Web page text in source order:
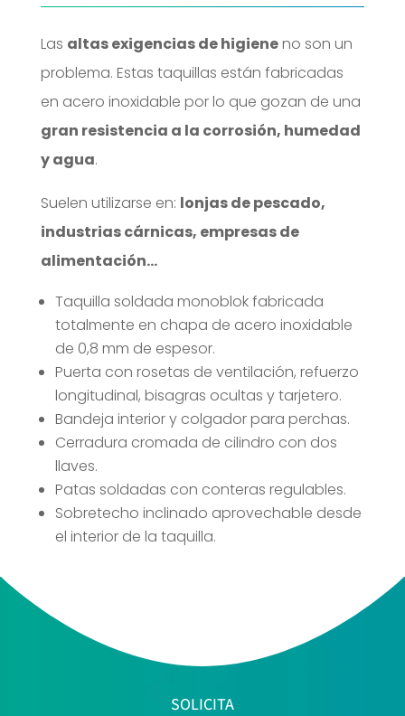
Las altas exigencias de higieneno son un
problema. Estas taquillas están fabricadas
en acero inoxidable por lo que gozan de una
gran resistencia a la corrosión, humedad
y agua.
Suelen utilizarse en: lonjas de pescado,
industrias cárnicas, empresas de
alimentación…
Taquilla soldada monoblok fabricada
totalmente en chapa de acero inoxidable
de 0,8 mm de espesor.
Puerta con rosetas de ventilación, refuerzo
longitudinal, bisagras ocultas y tarjetero.
Bandeja interior y colgador para perchas.
Cerradura cromada de cilindro con dos
llaves.
Patas soldadas con conteras regulables.
Sobretecho inclinado aprovechable desde
el interior de la taquilla.
SOLICITA